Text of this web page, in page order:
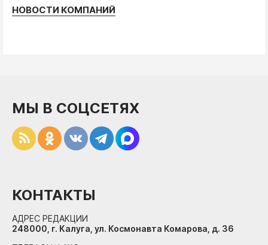
НОВОСТИ КОМПАНИЙ
МЫ В СОЦСЕТЯХ
КОНТАКТЫ
АДРЕС РЕДАКЦИИ
248000, г. Калуга, ул. Космонавта Комарова, д. 36